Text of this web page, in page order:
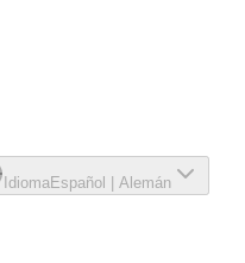
IdiomaEspañol Alemán